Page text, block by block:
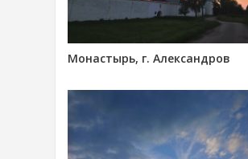
Монастырь, г. Александров